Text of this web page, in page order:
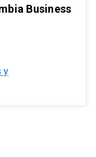
Business
y